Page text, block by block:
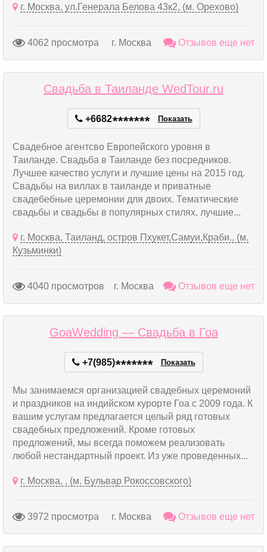
г. Москва, ул.Генерала Белова 43к2, (м. Орехово)
4062 просмотра г. Москва Отзывов еще нет
Свадьба в Таиланде WedTour.ru
+6682******* Показать
Свадебное агентсво Европейского уровня в
Таиланде. Свадьба в Таиланде без посредников.
Лучшее качество услуги и лучшие цены на 2015 год.
Свадьбы на виллах в таиланде и приватные
свадебебные церемонии для двоих. Тематические
свадьбы и свадьбы в популярных стилях, лучшие...
г. Москва, Таиланд, остров Пхукет,Самуи,Краби., (м.
Кузьминки)
4040 просмотров г. Москва Отзывов еще нет
GoaWedding — Свадьба в Гоа
+7(985)******* Показать
Мы занимаемся организацией свадебных церемоний
и праздников на индийском курорте Гоа с 2009 года. К
вашим услугам предлагается целый ряд готовых
свадебных предложений. Кроме готовых
предложений, мы всегда поможем реализовать
любой нестандартный проект. Из уже проведенных...
г. Москва, , (м. Бульвар Рокоссовского)
3972 просмотра г. Москва Отзывов еще нет